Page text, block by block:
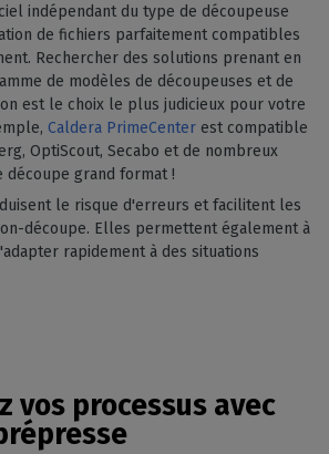
indépendant du type de découpeuse
de fichiers parfaitement compatibles
Rechercher des solutions prenant en
de modèles de découpeuses et de
est le choix le plus judicieux pour votre
Caldera PrimeCenter est compatible
OptiScout, Secabo et de nombreux
grand format !
le risque d'erreurs et facilitent les
découpe. Elles permettent également à
rapidement à des situations
vos processus avec